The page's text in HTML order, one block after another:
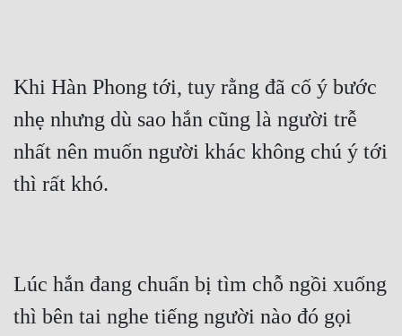
Khi Hàn Phong tới, tuy rằng đã cố ý bước
nhẹ nhưng dù sao hắn cũng là người trễ
nhất nên muốn người khác không chú ý tới
thì rất khó.
Lúc hắn đang chuẩn bị tìm chỗ ngồi xuống
thì bên tai nghe tiếng người nào đó gọi